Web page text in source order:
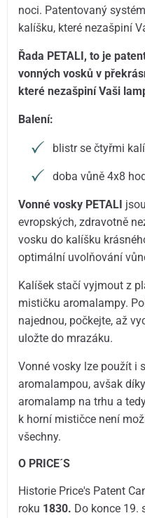
noci. Patentovaný
kalíšku, které nezašpiní
Řada PETALI, to je
vonných vosků v
které nezašpiní Vaši
Balení:
blistr se čtyřmi
doba vůně 4x8
Vonné vosky PETALI
evropských, zdravotně
vosku do kalíšku
optimální uvolňování
Kalíšek stačí vyjmout z
mističku aromalampy.
najednou, počkejte, až
uložte do mrazáku.
Vonné vosky lze použít i
aromalampou, avšak
aromalamp na trhu a
k horní mističce není
všechny.
O PRICE´S
Historie Price's Patent
roku 1830. Do konce 19.